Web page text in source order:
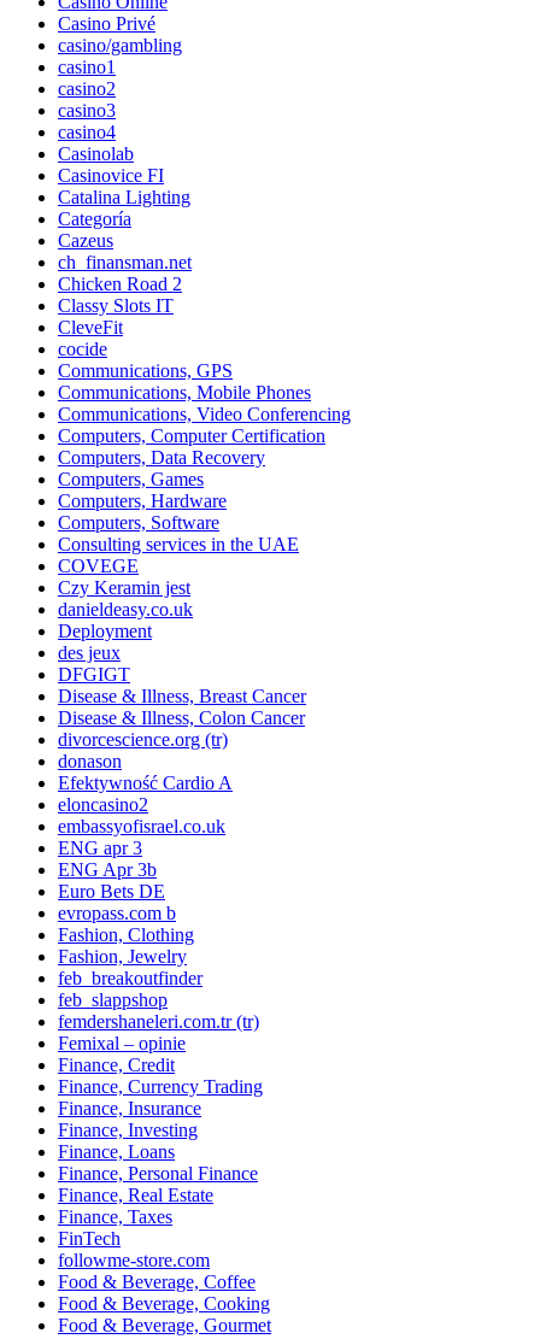
Casino Privé
casino/gambling
casino1
casino2
casino3
casino4
Casinolab
Casinovice FI
Catalina Lighting
Categoría
Cazeus
ch_finansman.net
Chicken Road 2
Classy Slots IT
CleveFit
cocide
Communications, GPS
Communications, Mobile Phones
Communications, Video Conferencing
Computers, Computer Certification
Computers, Data Recovery
Computers, Games
Computers, Hardware
Computers, Software
Consulting services in the UAE
COVEGE
Czy Keramin jest
danieldeasy.co.uk
Deployment
des jeux
DFGIGT
Disease & Illness, Breast Cancer
Disease & Illness, Colon Cancer
divorcescience.org (tr)
donason
Efektywność Cardio A
eloncasino2
embassyofisrael.co.uk
ENG apr 3
ENG Apr 3b
Euro Bets DE
evropass.com b
Fashion, Clothing
Fashion, Jewelry
feb_breakoutfinder
feb_slappshop
femdershaneleri.com.tr (tr)
Femixal – opinie
Finance, Credit
Finance, Currency Trading
Finance, Insurance
Finance, Investing
Finance, Loans
Finance, Personal Finance
Finance, Real Estate
Finance, Taxes
FinTech
followme-store.com
Food & Beverage, Coffee
Food & Beverage, Cooking
Food & Beverage, Gourmet